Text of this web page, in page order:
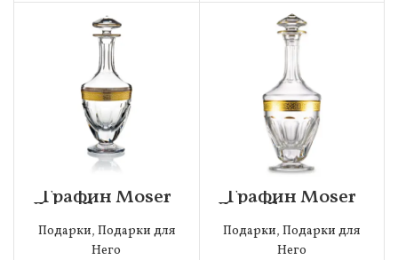
Графин Moser
Леди Гамильтон
750 мл,
00000041181
Подарки, Подарки для
Него
Графин Moser
Леди Гамильтон
750 мл, п/к,
00010700355
Подарки,Подарки для
Него